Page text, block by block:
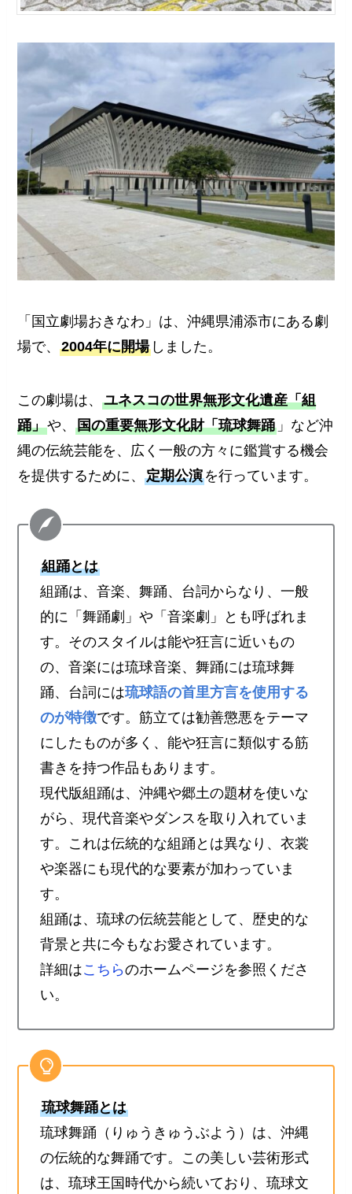
「国立劇場おきなわ」は、沖縄県浦添市にある劇
場で、2004年に開場 しました。
この劇場は、ユネスコの世界無形文化遺産「組
踊」や、国の重要無形文化財「琉球舞踊 」など沖
縄の伝統芸能を、広く一般の方々に鑑賞する機会
を提供するために、定期公演を行っています。
組踊とは
組踊は、音楽、舞踊、台詞からなり、一般
的に「舞踊劇」や「音楽劇」とも呼ばれま
す。そのスタイルは能や狂言に近いもの
の、音楽には琉球音楽、舞踊には琉球舞
踊、台詞には琉球語の首里方言を使用する
のが特徴です。筋立ては勧善懲悪をテーマ
にしたものが多く、能や狂言に類似する筋
書きを持つ作品もあります。
現代版組踊は、沖縄や郷土の題材を使いな
がら、現代音楽やダンスを取り入れていま
す。これは伝統的な組踊とは異なり、衣裳
や楽器にも現代的な要素が加わっていま
す。
組踊は、琉球の伝統芸能として、歴史的な
背景と共に今もなお愛されています。
詳細はこちらのホームページを参照くださ
い。
琉球舞踊とは
琉球舞踊（りゅうきゅうぶよう）は、沖縄
の伝統的な舞踊です。この美しい芸術形式
は、琉球王国時代から続いており、琉球文